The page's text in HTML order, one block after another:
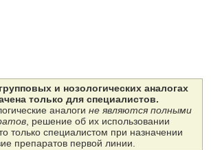
и нозологических аналогах
только для специалистов.
аналоги не являются полными
, решение об их использовании
только специалистом при назначении
препаратов первой линии.